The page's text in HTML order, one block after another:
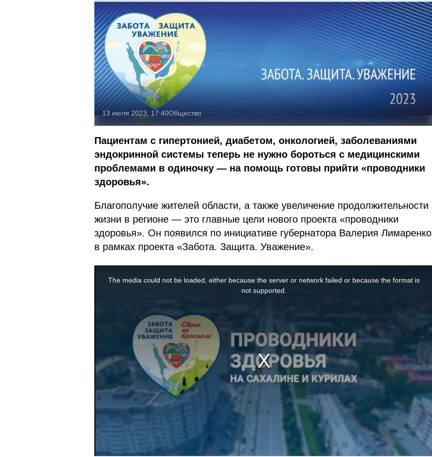
13 июля 2023, 17:40Общество
Пациентам с гипертонией, диабетом, онкологией, заболеваниями
эндокринной системы теперь не нужно бороться с медицинскими
проблемами в одиночку — на помощь готовы прийти «проводники
здоровья».
Благополучие жителей области, а также увеличение продолжительности
жизни в регионе — это главные цели нового проекта «проводники
здоровья». Он появился по инициативе губернатора Валерия Лимаренко
в рамках проекта «Забота. Защита. Уважение».
The media could not be loaded, either because the server or network failed or because the format is
not supported.